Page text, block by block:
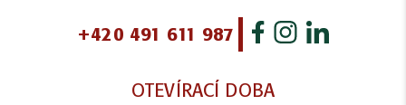
+420 491 611 987
OTEVÍRACÍ DOBA